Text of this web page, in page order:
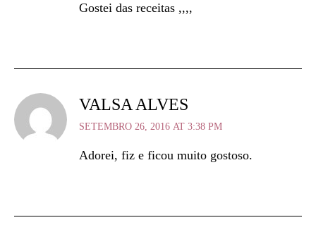
Gostei das receitas ,,,,
VALSA ALVES
SETEMBRO 26, 2016 AT 3:38 PM
Adorei, fiz e ficou muito gostoso.